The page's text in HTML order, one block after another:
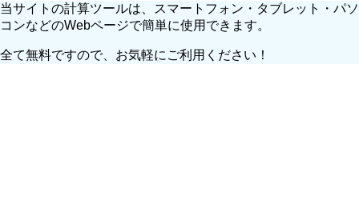
当サイトの計算ツールは、スマートフォン・タブレット・パソ
コンなどのWebページで簡単に使用できます。
全て無料ですので、お気軽にご利用ください！